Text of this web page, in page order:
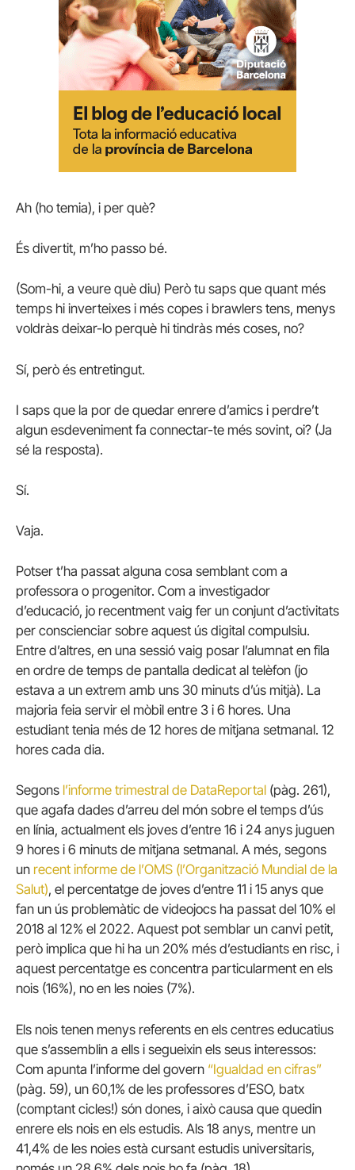
Ah (ho temia), i per què?
És divertit, m’ho passo bé.
(Som-hi, a veure què diu) Però tu saps que quant més
temps hi inverteixes i més copes i brawlers tens, menys
voldràs deixar-lo perquè hi tindràs més coses, no?
Sí, però és entretingut.
I saps que la por de quedar enrere d’amics i perdre’t
algun esdeveniment fa connectar-te més sovint, oi? (Ja
sé la resposta).
Sí.
Vaja.
Potser t’ha passat alguna cosa semblant com a
professora o progenitor. Com a investigador
d’educació, jo recentment vaig fer un conjunt d’activitats
per conscienciar sobre aquest ús digital compulsiu.
Entre d’altres, en una sessió vaig posar l’alumnat en fila
en ordre de temps de pantalla dedicat al telèfon (jo
estava a un extrem amb uns 30 minuts d’ús mitjà). La
majoria feia servir el mòbil entre 3 i 6 hores. Una
estudiant tenia més de 12 hores de mitjana setmanal. 12
hores cada dia.
Segons l’informe trimestral de DataReportal (pàg. 261),
que agafa dades d’arreu del món sobre el temps d’ús
en línia, actualment els joves d’entre 16 i 24 anys juguen
9 hores i 6 minuts de mitjana setmanal. A més, segons
un recent informe de l’OMS (l’Organització Mundial de la
Salut), el percentatge de joves d’entre 11 i 15 anys que
fan un ús problemàtic de videojocs ha passat del 10% el
2018 al 12% el 2022. Aquest pot semblar un canvi petit,
però implica que hi ha un 20% més d’estudiants en risc, i
aquest percentatge es concentra particularment en els
nois (16%), no en les noies (7%).
Els nois tenen menys referents en els centres educatius
que s’assemblin a ells i segueixin els seus interessos:
Com apunta l’informe del govern “Igualdad en cifras”
(pàg. 59), un 60,1% de les professores d’ESO, batx
(comptant cicles!) són dones, i això causa que quedin
enrere els nois en els estudis. Als 18 anys, mentre un
41,4% de les noies està cursant estudis universitaris,